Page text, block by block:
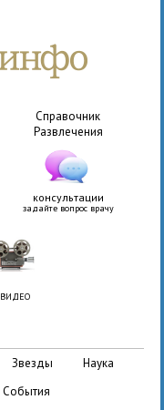
Справочник
Развлечения
консультации
задайте вопрос врачу
ВИДЕО
звезды
наука
события